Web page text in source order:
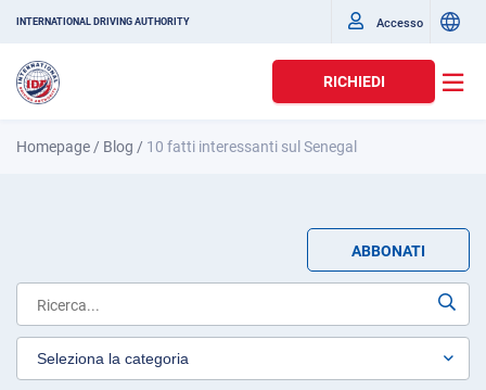
INTERNATIONAL DRIVING AUTHORITY Accesso
RICHIEDI
Homepage / Blog / 10 fatti interessanti sul Senegal
ABBONATI